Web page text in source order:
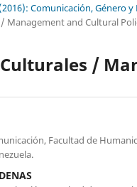
Comunicación, Género y
Management and Cultural
/
Facultad de